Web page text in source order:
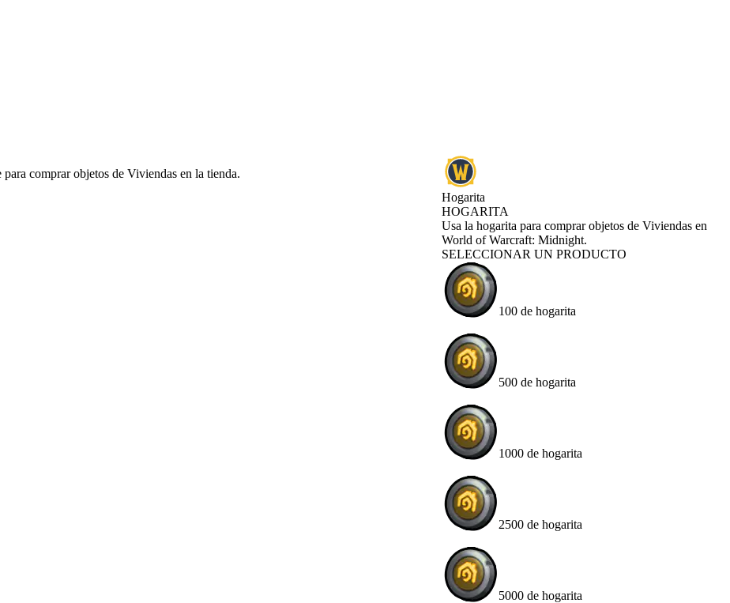
Hogarita
HOGARITA
Product Notification
Usa la hogarita para comprar objetos de Viviendas en
World of Warcraft: Midnight.
SELECCIONAR UN PRODUCTO
100 de hogarita
500 de hogarita
1000 de hogarita
2500 de hogarita
5000 de hogarita
comprar objetos de Viviendas en la tienda.